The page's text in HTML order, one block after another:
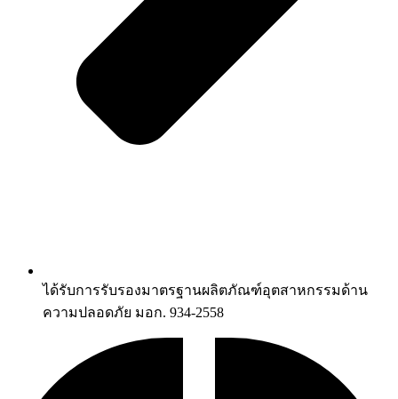
ได้รับการรับรองมาตรฐานผลิตภัณฑ์อุตสาหกรรมด้าน
ความปลอดภัย มอก. 934-2558